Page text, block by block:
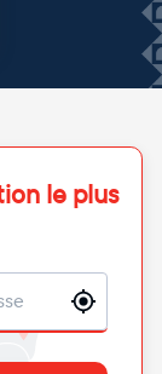
le plus